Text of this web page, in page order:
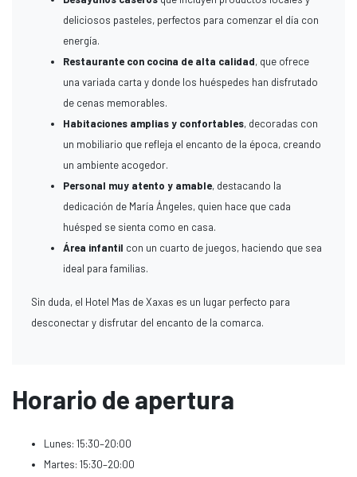
deliciosos pasteles, perfectos para comenzar el día con
energía.
Restaurante con cocina de alta calidad, que ofrece
una variada carta y donde los huéspedes han disfrutado
de cenas memorables.
Habitaciones amplias y confortables, decoradas con
un mobiliario que refleja el encanto de la época, creando
un ambiente acogedor.
Personal muy atento y amable, destacando la
dedicación de María Ángeles, quien hace que cada
huésped se sienta como en casa.
Área infantil con un cuarto de juegos, haciendo que sea
ideal para familias.
Sin duda, el Hotel Mas de Xaxas es un lugar perfecto para
desconectar y disfrutar del encanto de la comarca.
Horario de apertura
Lunes: 15:30–20:00
Martes: 15:30–20:00